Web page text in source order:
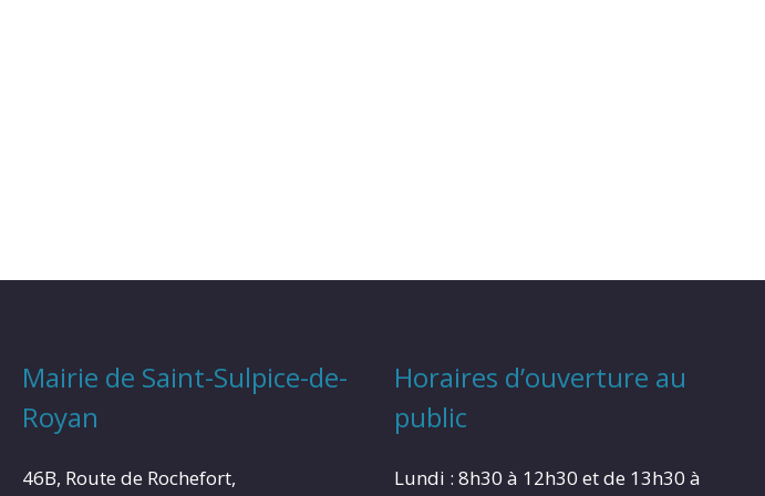
Mairie de Saint-Sulpice-de-
Royan
46B, Route de Rochefort,
Horaires d’ouverture au
public
Lundi : 8h30 à 12h30 et de 13h30 à